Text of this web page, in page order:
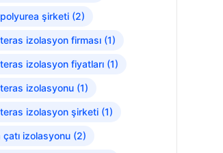
şirketi(2)
izolasyon firması(1)
izolasyon fiyatları(1)
izolasyonu(1)
izolasyon şirketi(1)
çatı izolasyonu(2)